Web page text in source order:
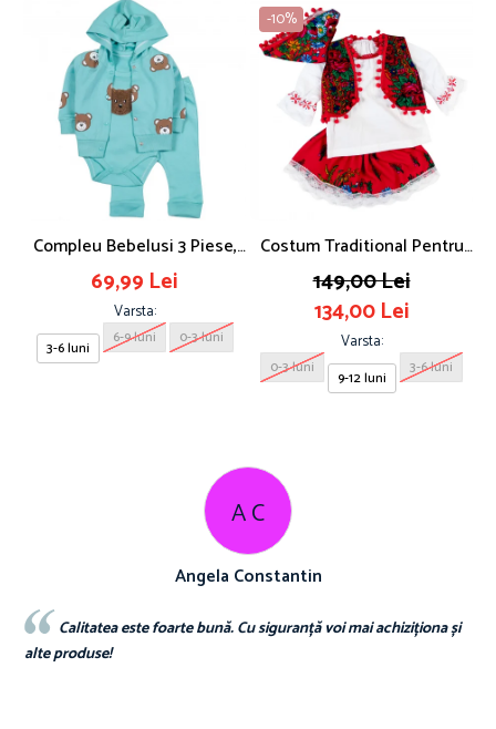
Compleu Bebelusi 3 Piese,
Model Ursulet, Safir
69,99 Lei
Varsta:
3-6 luni
6-9 luni 0-3 luni
-10%
Costum Traditional Pentru
Fetite, 4 Piese
149,00 Lei
134,00 Lei
Varsta:
0-3 luni
9-12 luni
3-6 luni
Cu siguranță voi mai achiziționa și
Sunt superbebe toate